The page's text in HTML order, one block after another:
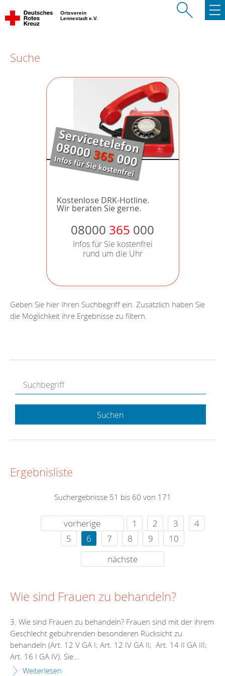
Ortsverein
Lennestadt e.V.
Suche
Kostenlose DRK-Hotline.
Wir beraten Sie gerne.
08000 365 000
Infos für Sie kostenfrei
rund um die Uhr
Geben Sie hier Ihren Suchbegriff ein. Zusätzlich haben Sie
die Möglichkeit ihre Ergebnisse zu filtern.
Suchen
Ergebnisliste
Suchergebnisse 51 bis 60 von 171
vorherige 1 2 3
4
5
6 7 8 9
10
nächste
Wie sind Frauen zu behandeln?
3. Wie sind Frauen zu behandeln? Frauen sind mit der ihrem
Geschlecht gebührenden besonderen Rücksicht zu
behandeln (Art. 12 V GA I; Art. 12 IV GA II; Art. 14 II GA III;
Art. 16 I GA IV). Sie...
Weiterlesen